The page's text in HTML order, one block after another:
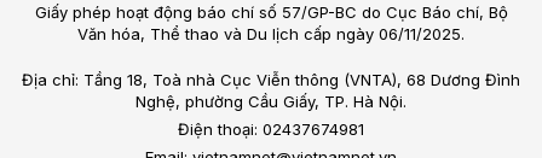
Giấy phép hoạt động báo chí số 57/GP-BC do Cục Báo chí, Bộ
Văn hóa, Thể thao và Du lịch cấp ngày 06/11/2025.
Địa chỉ: Tầng 18, Toà nhà Cục Viễn thông (VNTA), 68 Dương Đình
Nghệ, phường Cầu Giấy, TP. Hà Nội.
Điện thoại: 02437674981